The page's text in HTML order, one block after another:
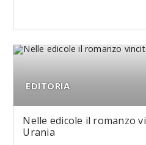
EDITORIA
Nelle edicole il romanzo
Urania